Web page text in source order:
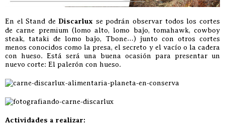
En el Stand de Discarlux se podrán observar todos los cortes
de carne premium (lomo alto, lomo bajo, tomahawk, cowboy
steak, tataki de lomo bajo, Tbone…) junto con otros cortes
menos conocidos como la presa, el secreto y el vacío o la cadera
con hueso. Está será una buena ocasión para presentar un
nuevo corte: El palerón con hueso.
Actividades a realizar: